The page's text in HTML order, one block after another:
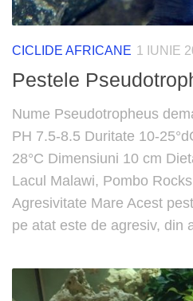
CICLIDE AFRICANE 1 IUNIE
Pestele
Nume Pseudotropheus
PH 7.5-8.5 Duritate 10-
28°C Dimensiuni 10 cm
Lacul Malawi, Pombo
Agresivitate Mare Acest
pe atat este de agresiv, din